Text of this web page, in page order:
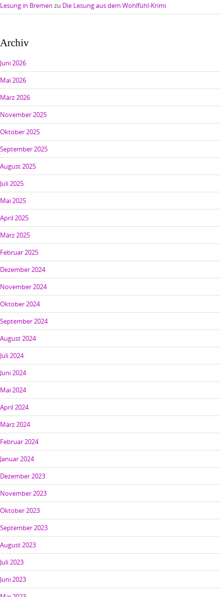
Lesung in Bremen zu Die Lesung aus dem Wohlfühl-Krimi
Archiv
Juni 2026
Mai 2026
März 2026
November 2025
Oktober 2025
September 2025
August 2025
Juli 2025
Mai 2025
April 2025
März 2025
Februar 2025
Dezember 2024
November 2024
Oktober 2024
September 2024
August 2024
Juli 2024
Juni 2024
Mai 2024
April 2024
März 2024
Februar 2024
Januar 2024
Dezember 2023
November 2023
Oktober 2023
September 2023
August 2023
Juli 2023
Juni 2023